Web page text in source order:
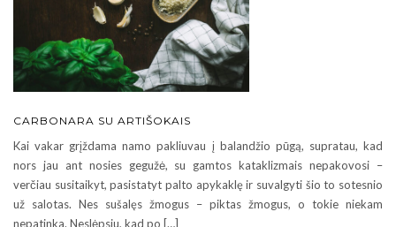
CARBONARA SU ARTIŠOKAIS
Kai vakar grįždama namo pakliuvau į balandžio pūgą, supratau, kad
nors jau ant nosies gegužė, su gamtos kataklizmais nepakovosi –
verčiau susitaikyt, pasistatyt palto apykaklę ir suvalgyti šio to sotesnio
už salotas. Nes sušalęs žmogus – piktas žmogus, o tokie niekam
nepatinka. Neslėpsiu, kad po […]